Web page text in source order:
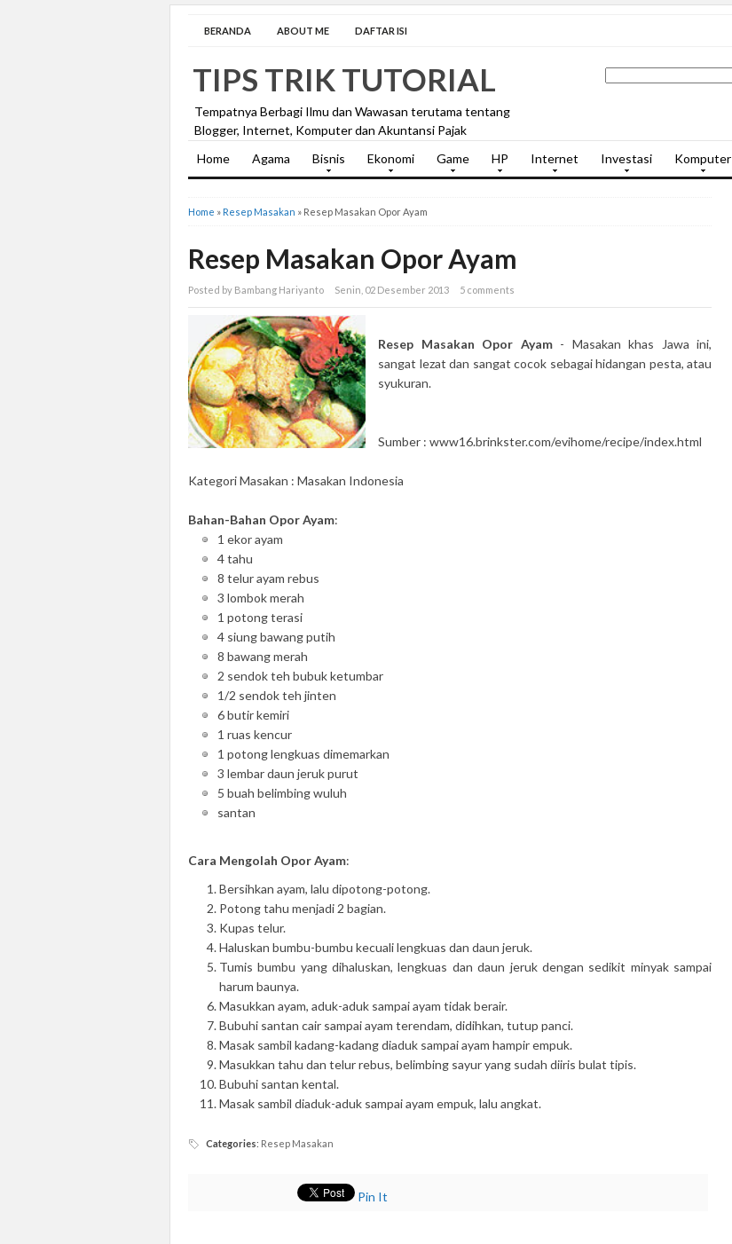
BERANDA ABOUT ME DAFTAR ISI
TIPS TRIK TUTORIAL
Tempatnya Berbagi Ilmu dan Wawasan terutama tentang
Blogger, Internet, Komputer dan Akuntansi Pajak
Home
Agama Bisnis Ekonomi Game HP Internet Investasi Komputer
Home » Resep Masakan » Resep Masakan Opor Ayam
Resep Masakan Opor Ayam
Posted by Bambang Hariyanto Senin, 02 Desember 2013 5 comments
Resep Masakan Opor Ayam- Masakan khas Jawa ini,
sangat lezat dan sangat cocok sebagai hidangan pesta, atau
syukuran.
Sumber : www16.brinkster.com/evihome/recipe/index.html
Kategori Masakan : Masakan Indonesia
Bahan-Bahan Opor Ayam:
1 ekor ayam
4 tahu
8 telur ayam rebus
3 lombok merah
1 potong terasi
4 siung bawang putih
8 bawang merah
2 sendok teh bubuk ketumbar
1/2 sendok teh jinten
6 butir kemiri
1 ruas kencur
1 potong lengkuas dimemarkan
3 lembar daun jeruk purut
5 buah belimbing wuluh
santan
Cara Mengolah Opor Ayam:
Bersihkan ayam, lalu dipotong-potong.
Potong tahu menjadi 2 bagian.
Kupas telur.
Haluskan bumbu-bumbu kecuali lengkuas dan daun jeruk.
Tumis bumbu yang dihaluskan, lengkuas dan daun jeruk dengan sedikit minyak sampai
harum baunya.
Masukkan ayam, aduk-aduk sampai ayam tidak berair.
Bubuhi santan cair sampai ayam terendam, didihkan, tutup panci.
Masak sambil kadang-kadang diaduk sampai ayam hampir empuk.
Masukkan tahu dan telur rebus, belimbing sayur yang sudah diiris bulat tipis.
Bubuhi santan kental.
Masak sambil diaduk-aduk sampai ayam empuk, lalu angkat.
Categories: Resep Masakan
Pin It